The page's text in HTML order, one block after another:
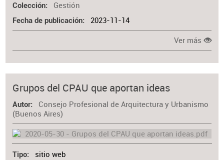
Colección Gestión
Fecha de publicación 2023-11-14
Ver más
Grupos del CPAU que aportan ideas
Autor
Consejo Profesional de Arquitectura y Urbanismo
(Buenos Aires)
Tipo sitio web